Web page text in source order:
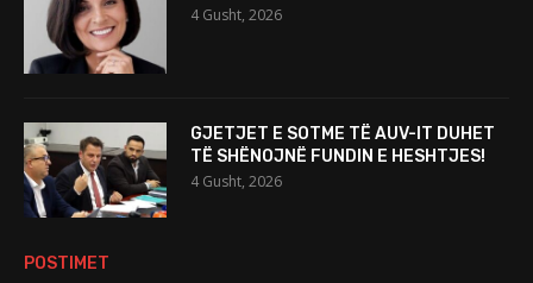
4 Gusht, 2026
GJETJET E SOTME TË AUV-IT DUHET
TË SHËNOJNË FUNDIN E HESHTJES!
4 Gusht, 2026
POSTIMET